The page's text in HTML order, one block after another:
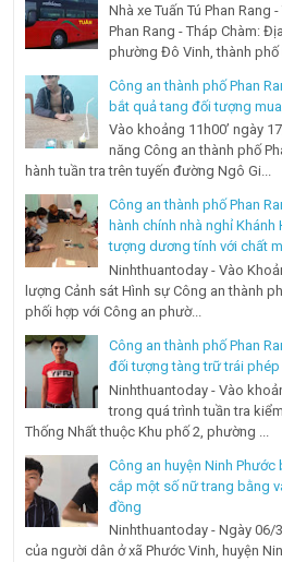
Nhà xe Tuấn Tú Phan Rang
Phan Rang - Tháp Chàm:
phường Đô Vinh, thành phố
Công an thành phố Phan
bắt quả tang đối tượng
Vào khoảng 11h00’ ngày
năng Công an thành phố
hành tuần tra trên tuyến đường Ngô Gi...
Công an thành phố Phan
hành chính nhà nghỉ
tượng dương tính với chất
Ninhthuantoday - Vào
lượng Cảnh sát Hình sự Công an thành
phối hợp với Công an phườ...
Công an thành phố Phan
đối tượng tàng trữ trái
Ninhthuantoday - Vào
trong quá trình tuần tra
Thống Nhất thuộc Khu phố 2, phường ...
Công an huyện Ninh
cắp một số nữ trang bằng
đồng
Ninhthuantoday - Ngày
của người dân ở xã Phước Vinh, huyện